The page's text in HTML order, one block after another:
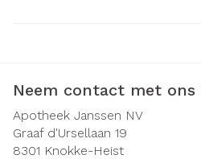
Neem contact met ons
Apotheek Janssen NV
Graaf d'Ursellaan 19
8301 Knokke-Heist